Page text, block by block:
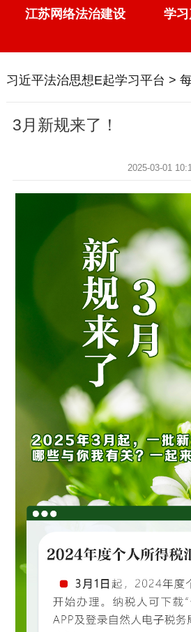
江苏网络法治建设
学
习近平法治思想E起学习平台 >
3月新规来了！
2025-03-01